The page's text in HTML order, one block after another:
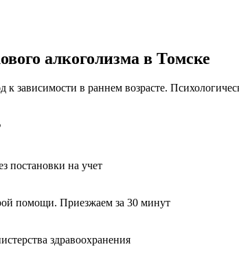
алкоголизма в Томске
зависимости в раннем возрасте.
постановки на учет
помощи. Приезжаем за 30 минут
здравоохранения